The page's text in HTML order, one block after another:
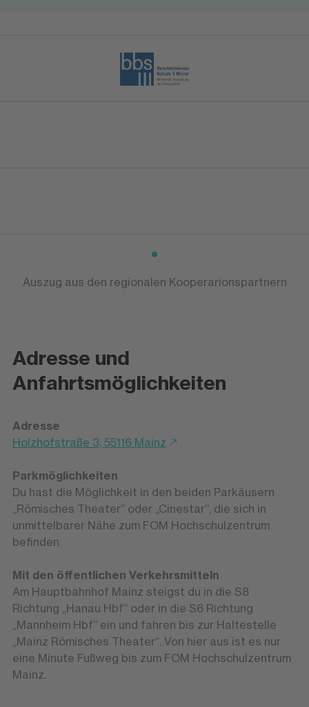
Auszug aus den regionalen Kooperarionspartnern
Adresse und
Anfahrtsmöglichkeiten
Adresse
Holzhofstraße 3, 55116 Mainz
Parkmöglichkeiten
Du hast die Möglichkeit in den beiden Parkäusern
„Römisches Theater“ oder „Cinestar“, die sich in
unmittelbarer Nähe zum FOM Hochschulzentrum
befinden.
Mit den öffentlichen Verkehrsmitteln
Am Hauptbahnhof Mainz steigst du in die S8
Richtung „Hanau Hbf“ oder in die S6 Richtung
„Mannheim Hbf“ ein und fahren bis zur Haltestelle
„Mainz Römisches Theater“. Von hier aus ist es nur
eine Minute Fußweg bis zum FOM Hochschulzentrum
Mainz.